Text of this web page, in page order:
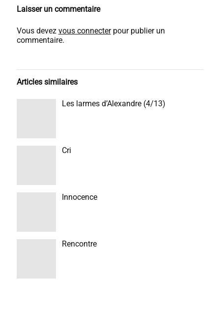
Laisser un commentaire
Vous devez vous connecterpour publier un
commentaire.
Articles similaires
Les larmes d’Alexandre (4/13)
Cri
Innocence
Rencontre